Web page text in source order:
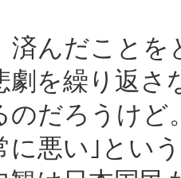
済んだこと
劇を繰り返
のだろうけど
に悪い｣とい